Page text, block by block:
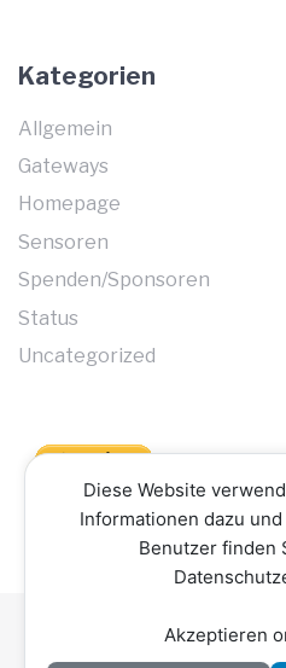
Kategorien
Allgemein
Gateways
Homepage
Sensoren
Spenden/Sponsoren
Status
Uncategorized
Datenschutzerklärung
Diese Website
Informationen dazu
Benutzer finden
Akzeptieren